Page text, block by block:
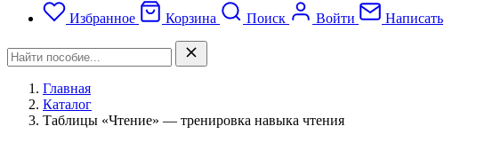
Избранное
Корзина Поиск Войти Написать
Главная
Каталог
Таблицы «Чтение» — тренировка навыка чтения